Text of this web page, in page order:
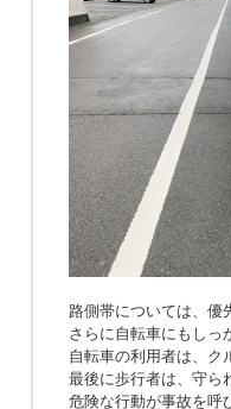
路側帯については、優
さらに自転車にもしっ
自転車の利用者は、ク
最後に歩行者は、守ら
危険な行動が事故を呼